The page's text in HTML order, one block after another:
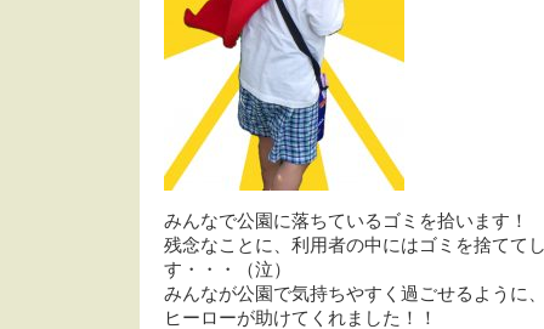
みんなで公園に落ちているゴミを拾います！
残念なことに、利用者の中にはゴミを捨てて
す・・・（泣）
みんなが公園で気持ちやすく過ごせるように
ヒーローが助けてくれました！！